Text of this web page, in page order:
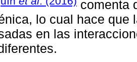
comenta
lo cual hace que
en las